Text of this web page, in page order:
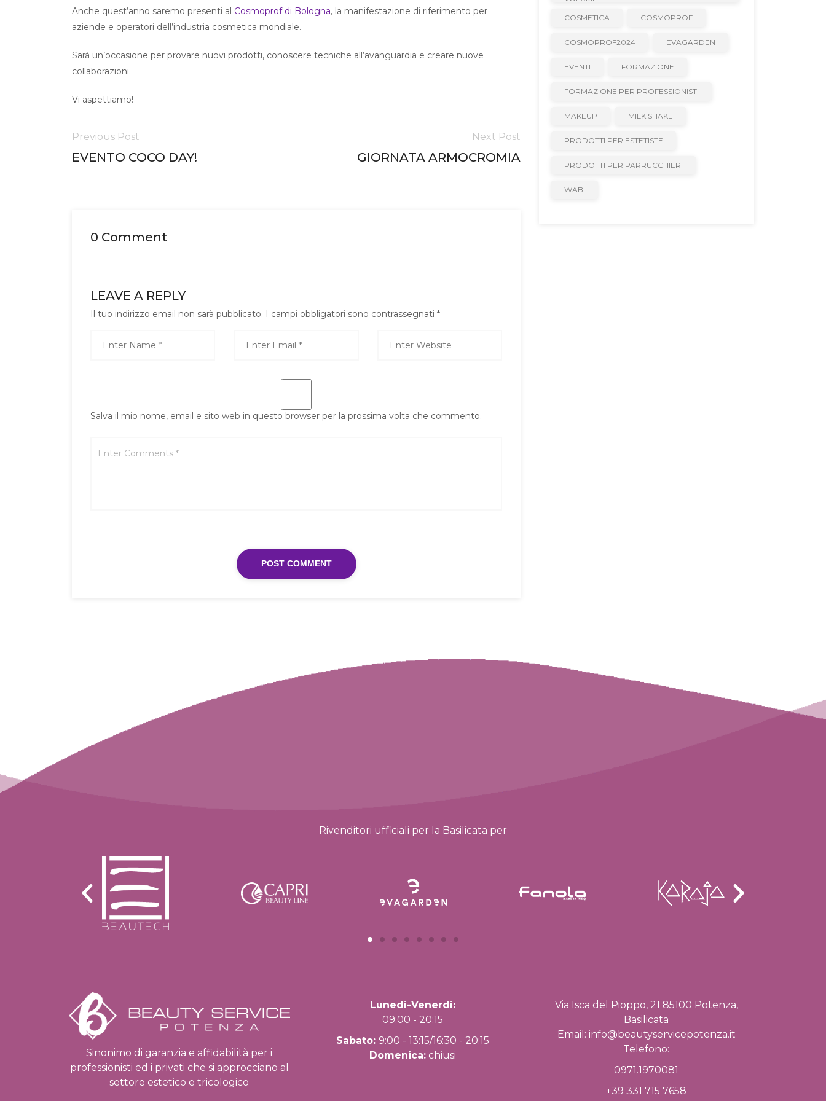
Anche quest’anno saremo presenti al Cosmoprof di Bologna, la manifestazione di riferimento per
aziende e operatori dell’industria cosmetica mondiale.
Sarà un’occasione per provare nuovi prodotti, conoscere tecniche all’avanguardia e creare nuove
collaborazioni.
Vi aspettiamo!
Previous Post
EVENTO COCO DAY!
Next Post
GIORNATA ARMOCROMIA
0 Comment
LEAVE A REPLY
Il tuo indirizzo email non sarà pubblicato. I campi obbligatori sono contrassegnati *
Salva il mio nome, email e sito web in questo browser per la prossima volta che commento.
COSMETICA COSMOPROF
COSMOPROF2024 EVAGARDEN
EVENTI FORMAZIONE
FORMAZIONE PER PROFESSIONISTI
MAKEUP MILK SHAKE
PRODOTTI PER ESTETISTE
PRODOTTI PER PARRUCCHIERI
WABI
Rivenditori ufficiali per la Basilicata per
Sinonimo di garanzia e affidabilità per i
professionisti ed i privati che si approcciano al
settore estetico e tricologico
Lunedì-Venerdì:
09:00 - 20:15
Sabato:9:00 - 13:15/16:30 - 20:15
Domenica: chiusi
Via Isca del Pioppo, 21 85100 Potenza,
Basilicata
Email: info@beautyservicepotenza.it
Telefono:
0971.1970081
+39 331 715 7658